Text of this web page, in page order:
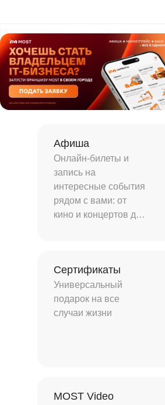
Афиша
Онлайн-билеты и
запись на
интересные события
рядом с вами: от
кино и концертов до
Сертификаты
Универсальный
подарок на все
случаи жизни
MOST Video